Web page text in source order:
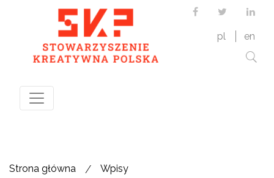
FacebookTwitter
pl en
Strona główna / Wpisy